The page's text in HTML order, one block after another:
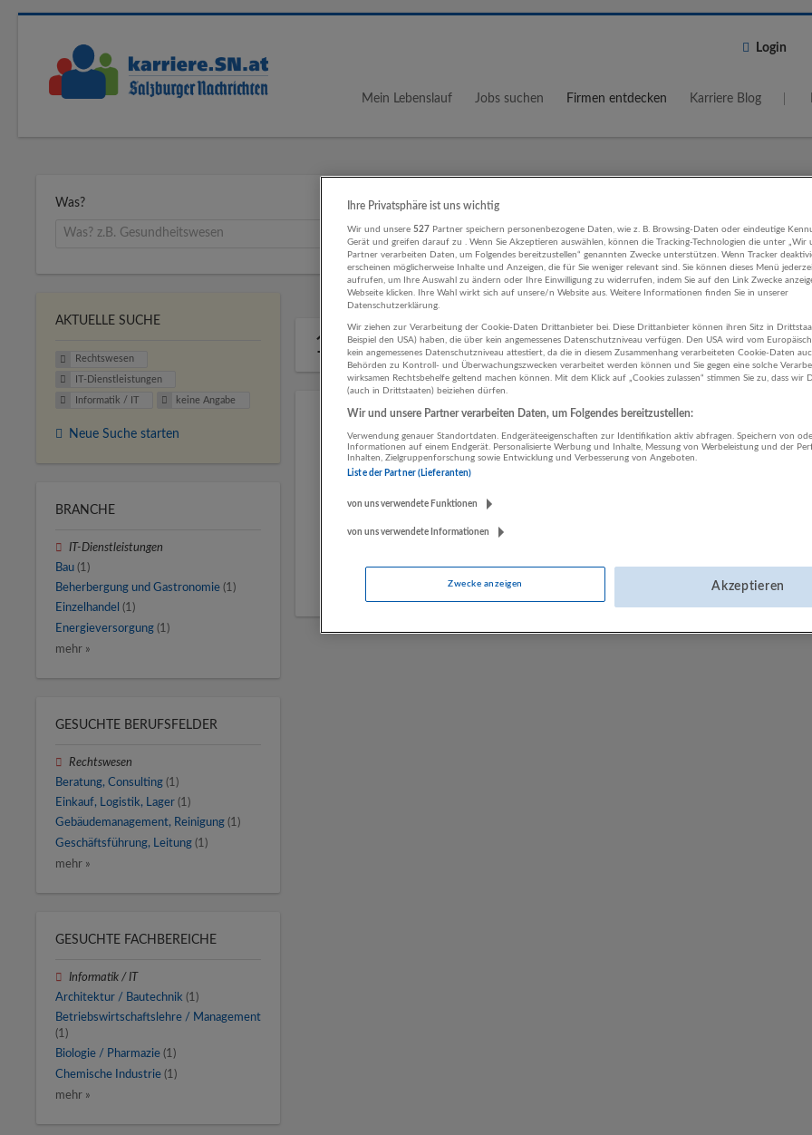
Login
Mein Lebenslauf Jobs suchen Firmen entdecken Karriere Blog
Was? Wo?
5 km
1 Rechtswesen IT-Dienstleistungen
Bergheim bei Salzburg
Bau | Beherbergung und Gastronomie | Einzelhandel |
Gesundheitswesen | Herstellung von Waren | IT-Dienstleistungen |
Werbung und Marktforschung
AKTUELLE SUCHE
Rechtswesen
IT-Dienstleistungen
Informatik / IT keine Angabe
Neue Suche starten
BRANCHE
IT-Dienstleistungen
Bau (1)
Beherbergung und Gastronomie (1)
Einzelhandel (1)
Energieversorgung (1)
mehr »
GESUCHTE BERUFSFELDER
Rechtswesen
Beratung, Consulting (1)
Einkauf, Logistik, Lager (1)
Gebäudemanagement, Reinigung (1)
Geschäftsführung, Leitung (1)
mehr »
GESUCHTE FACHBEREICHE
Informatik / IT
Architektur / Bautechnik (1)
Betriebswirtschaftslehre / Management
(1)
Biologie / Pharmazie (1)
Chemische Industrie (1)
mehr »
Ihre Privatsphäre ist uns wichtig
Wir und unsere 527 Partner speichern personenbezogene Daten, wie z. B. Browsing-Daten oder eindeutige
Gerät und greifen darauf zu . Wenn Sie Akzeptieren auswählen, können die Tracking-Technologien die unter „Wir
Partner verarbeiten Daten, um Folgendes bereitzustellen“ genannten Zwecke unterstützen. Wenn Tracker
erscheinen möglicherweise Inhalte und Anzeigen, die für Sie weniger relevant sind. Sie können dieses Menü
aufrufen, um Ihre Auswahl zu ändern oder Ihre Einwilligung zu widerrufen, indem Sie auf den Link Zwecke
Webseite klicken. Ihre Wahl wirkt sich auf unsere/n Website aus. Weitere Informationen finden Sie in unserer
Datenschutzerklärung.
Wir ziehen zur Verarbeitung der Cookie-Daten Drittanbieter bei. Diese Drittanbieter können ihren Sitz in
Beispiel den USA) haben, die über kein angemessenes Datenschutzniveau verfügen. Den USA wird vom
kein angemessenes Datenschutzniveau attestiert, da die in diesem Zusammenhang verarbeiteten Cookie-Daten
Behörden zu Kontroll- und Überwachungszwecken verarbeitet werden können und Sie gegen eine solche
wirksamen Rechtsbehelfe geltend machen können. Mit dem Klick auf „Cookies zulassen“ stimmen Sie zu, dass wir
(auch in Drittstaaten) beiziehen dürfen.
Wir und unsere Partner verarbeiten Daten, um Folgendes bereitzustellen:
Verwendung genauer Standortdaten. Endgeräteeigenschaften zur Identifikation aktiv abfragen. Speichern von
Informationen auf einem Endgerät. Personalisierte Werbung und Inhalte, Messung von Werbeleistung und der
Inhalten, Zielgruppenforschung sowie Entwicklung und Verbesserung von Angeboten.
Liste der Partner (Lieferanten)
von uns verwendete Funktionen
von uns verwendete Informationen
Zwecke anzeigen Akzeptieren